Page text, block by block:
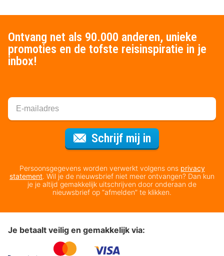
Ontvang net als 90.000 anderen, unieke
promoties en de tofste reisinspiratie in je
inbox!
Schrijf mij in
Persoonsgegevens worden verwerkt volgens ons privacy
statement. Wil je de nieuwsbrief niet meer ontvangen? Dan kun
je je altijd gemakkelijk uitschrijven door onderaan de
nieuwsbrief op “afmelden” te klikken.
Je betaalt veilig en gemakkelijk via: